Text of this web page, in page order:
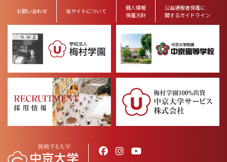
お問い合わせ 当サイトについて
個人情報
保護方針
公益通報者保護に
関するガイドライン